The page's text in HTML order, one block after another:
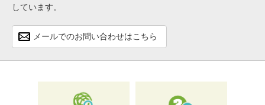
しています。
メールでのお問い合わせはこちら